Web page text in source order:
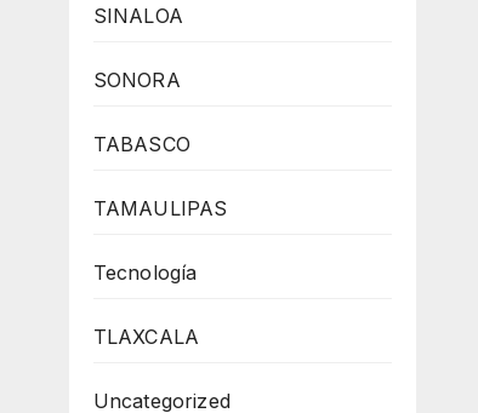
SINALOA
SONORA
TABASCO
TAMAULIPAS
Tecnología
TLAXCALA
Uncategorized